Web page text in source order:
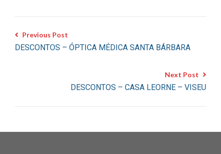
Previous Post
DESCONTOS – ÓPTICA MÉDICA SANTA BÁRBARA
Next Post
DESCONTOS – CASA LEORNE – VISEU